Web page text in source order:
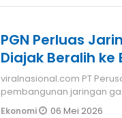
PGN Perluas
Diajak Beralih ke
viralnasional.com PT Perusahaan Gas Negara Tbk (PGN) melalui
pembangunan jaringan
APBN Tahun 2025,
Ekonomi 06 Mei 2026